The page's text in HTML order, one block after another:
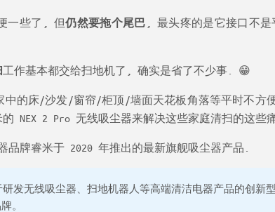
一些了, 但仍然要拖个尾巴 , 最头疼的是它接口不
工作基本都交给扫地机了, 确实是省了不少事. 😁
中的床/沙发/窗帘/柜顶/墙面天花板角落等平时不方
NEX 2 Pro 无线吸尘器来解决这些家庭清扫的这些
牌睿米于 2020 年推出的最新旗舰吸尘器产品.
发无线吸尘器、扫地机器人等高端清洁电器产品的创新
。